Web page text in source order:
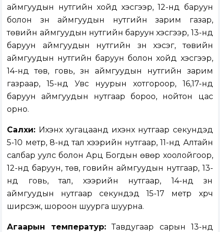
аймгуудын нутгийн хойд хэсгээр, 12-нд баруун
болон зүүн аймгуудын нутгийн зарим газар,
төвийн аймгуудын нутгийн баруун хэсгээр, 13-нд
баруун аймгуудын нутгийн зүүн хэсэг, төвийн
аймгуудын нутгийн баруун болон хойд хэсгээр,
14-нд төв, говь, зүүн аймгуудын нутгийн зарим
газраар, 15-нд Увс нуурын хотгороор, 16,17-нд
баруун аймгуудын нутгаар бороо, нойтон цас
орно.
Салхи: Ихэнх хугацаанд ихэнх нутгаар секундэд
5-10 метр, 8-нд тал хээрийн нутгаар, 11-нд Алтайн
салбар уулс болон Арц Богдын өвөр хоолойгоор,
12-нд баруун, төв, говийн аймгуудын нутгаар, 13-
нд говь, тал, хээрийн нутгаар, 14-нд зүүн
аймгуудын нутгаар секундэд 15-17 метр хүрч
ширүүсэж, шороон шуурга шуурна.
Агаарын температур: Тавдугаар сарын 13-нд